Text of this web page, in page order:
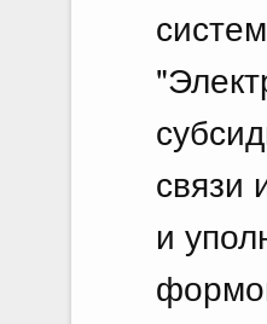
связи
и